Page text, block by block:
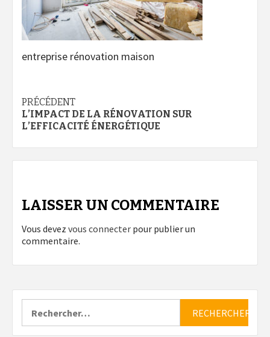
entreprise rénovation maison
Navigation
d’article
PRÉCÉDENT
L’IMPACT DE LA RÉNOVATION SUR
L’EFFICACITÉ ÉNERGÉTIQUE
LAISSER UN COMMENTAIRE
Vous devez vous connecter pour publier un
commentaire.